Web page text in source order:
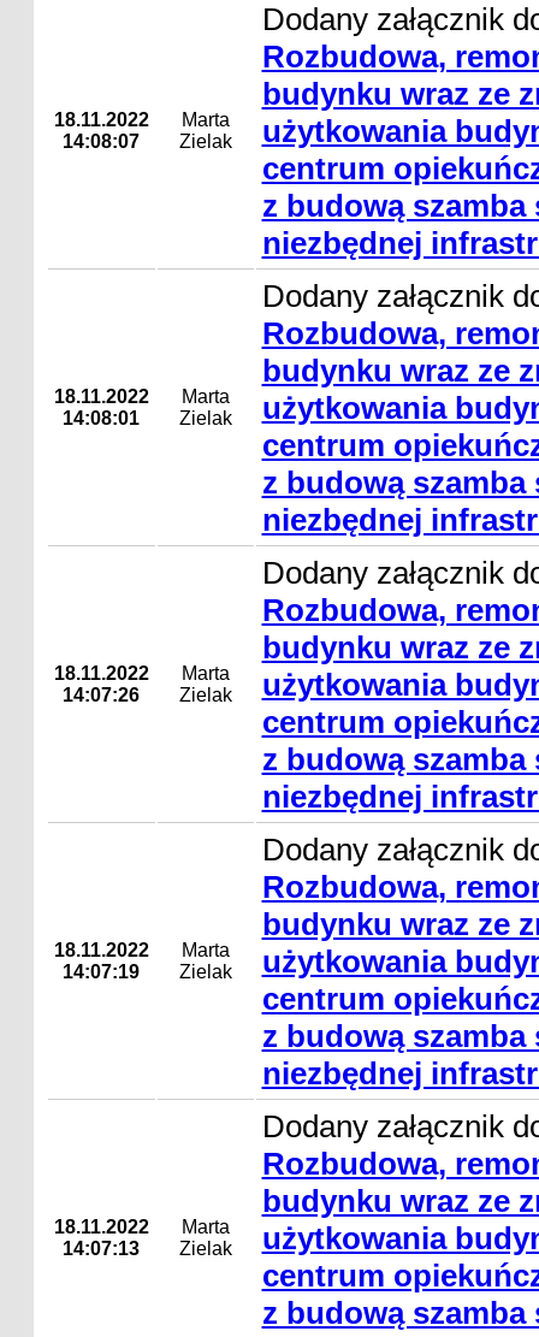
18.11.2022
14:08:07
Marta
Zielak
Dodany załącznik
Rozbudowa,
budynku wraz ze
użytkowania
centrum
z budową szamba
niezbędnej
18.11.2022
14:08:01
Marta
Zielak
Dodany załącznik
Rozbudowa,
budynku wraz ze
użytkowania
centrum
z budową szamba
niezbędnej
18.11.2022
14:07:26
Marta
Zielak
Dodany załącznik
Rozbudowa,
budynku wraz ze
użytkowania
centrum
z budową szamba
niezbędnej
18.11.2022
14:07:19
Marta
Zielak
Dodany załącznik
Rozbudowa,
budynku wraz ze
użytkowania
centrum
z budową szamba
niezbędnej
18.11.2022
14:07:13
Marta
Zielak
Dodany załącznik
Rozbudowa,
budynku wraz ze
użytkowania
centrum
z budową szamba